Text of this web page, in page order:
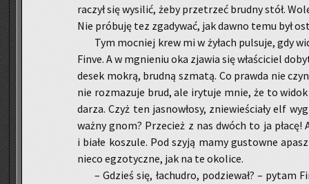
ra­czył się wy­si­lić, żeby prze­trzeć brud­ny stół.
Nie pró­bu­ję tez zga­dy­wać, jak dawno temu był
Tym moc­niej krew mi w ży­łach pul­su­je, gdy
Finve. A w mgnie­niu oka zja­wia się wła­ści­ciel
desek mokrą, brud­ną szma­tą. Co praw­da nie
nie roz­ma­zu­je brud, ale iry­tu­je mnie, że to
da­rza. Czyż ten ja­sno­wło­sy, znie­wie­ścia­ły elf
waż­ny gnom? Prze­cież z nas dwóch to ja
i białe ko­szu­le. Pod szyją mamy gu­stow­ne
nieco eg­zo­tycz­ne, jak na te oko­li­ce.
– Gdzieś się, ła­chu­dro, po­dzie­wał? –